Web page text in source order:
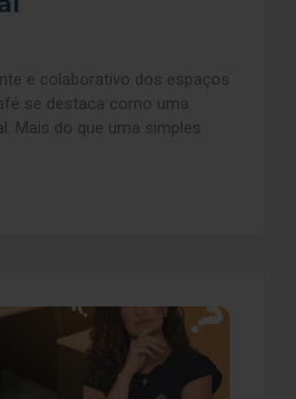
e colaborativo dos espaços
se destaca como uma
Mais do que uma simples